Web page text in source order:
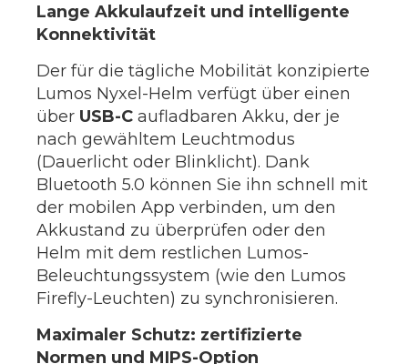
Lange Akkulaufzeit und intelligente
Konnektivität
Der für die tägliche Mobilität konzipierte
Lumos Nyxel-Helm verfügt über einen
über USB-C aufladbaren Akku, der je
nach gewähltem Leuchtmodus
(Dauerlicht oder Blinklicht). Dank
Bluetooth 5.0 können Sie ihn schnell mit
der mobilen App verbinden, um den
Akkustand zu überprüfen oder den
Helm mit dem restlichen Lumos-
Beleuchtungssystem (wie den Lumos
Firefly-Leuchten) zu synchronisieren.
Maximaler Schutz: zertifizierte
Normen und MIPS-Option